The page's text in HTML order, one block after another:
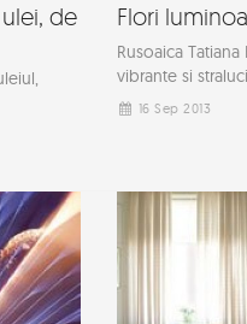
de
Flori
Rusoaica
vibrante si
16 Sep 2013